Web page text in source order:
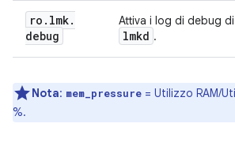
ro . lmk.
debug
Attiva i log di debug di
lmkd .
Nota: mem_pressure = Utilizzo RAM/
%.